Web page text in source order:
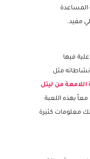
تعليمية
فيها
مثل
من ليتل
بهذه اللعبة
معلومات كثيرة